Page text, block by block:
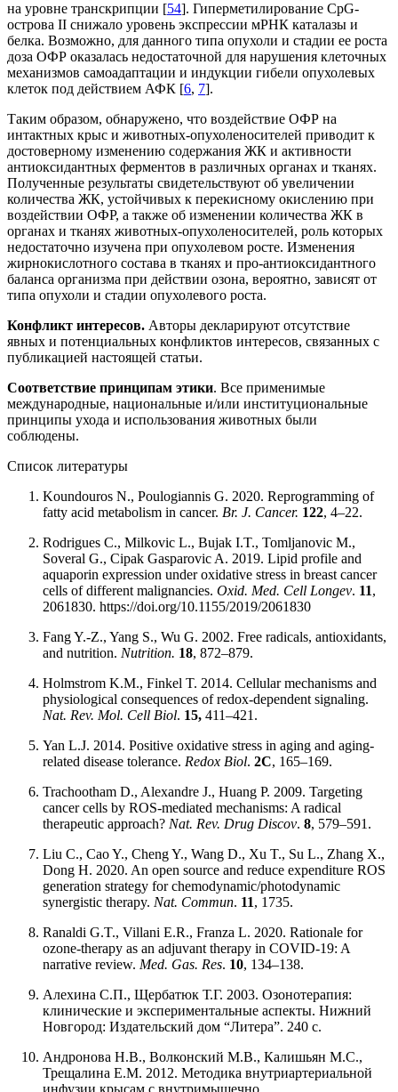
на уровне транскрипции [54]. Гиперметилирование CpG-
острова II снижало уровень экспрессии мРНК каталазы и
белка. Возможно, для данного типа опухоли и стадии ее роста
доза ОФР оказалась недостаточной для нарушения клеточных
механизмов самоадаптации и индукции гибели опухолевых
клеток под действием АФК [6, 7].
Таким образом, обнаружено, что воздействие ОФР на
интактных крыс и животных-опухоленосителей приводит к
достоверному изменению содержания ЖК и активности
антиоксидантных ферментов в различных органах и тканях.
Полученные результаты свидетельствуют об увеличении
количества ЖК, устойчивых к перекисному окислению при
воздействии ОФР, а также об изменении количества ЖК в
органах и тканях животных-опухоленосителей, роль которых
недостаточно изучена при опухолевом росте. Изменения
жирнокислотного состава в тканях и про-антиоксидантного
баланса организма при действии озона, вероятно, зависят от
типа опухоли и стадии опухолевого роста.
Конфликт интересов. Авторы декларируют отсутствие
явных и потенциальных конфликтов интересов, связанных с
публикацией настоящей статьи.
Соответствие принципам этики. Все применимые
международные, национальные и/или институциональные
принципы ухода и использования животных были
соблюдены.
Список литературы
Koundouros N., Poulogiannis G. 2020. Reprogramming of
fatty acid metabolism in cancer. Br. J. Cancer. 122, 4–22.
Rodrigues C., Milkovic L., Bujak I.T., Tomljanovic M.,
Soveral G., Cipak Gasparovic A. 2019. Lipid profile and
aquaporin expression under oxidative stress in breast cancer
cells of different malignancies. Oxid. Med. Cell Longev. 11,
2061830. https://doi.org/10.1155/2019/2061830
Fang Y.-Z., Yang S., Wu G. 2002. Free radicals, antioxidants,
and nutrition. Nutrition. 18, 872–879.
Holmstrom K.M., Finkel T. 2014. Cellular mechanisms and
physiological consequences of redox-dependent signaling.
Nat. Rev. Mol. Cell Biol. 15, 411–421.
Yan L.J. 2014. Positive oxidative stress in aging and aging-
related disease tolerance. Redox Biol. 2C, 165–169.
Trachootham D., Alexandre J., Huang P. 2009. Targeting
cancer cells by ROS-mediated mechanisms: A radical
therapeutic approach? Nat. Rev. Drug Discov. 8, 579–591.
Liu C., Cao Y., Cheng Y., Wang D., Xu T., Su L., Zhang X.,
Dong H. 2020. An open source and reduce expenditure ROS
generation strategy for chemodynamic/photodynamic
synergistic therapy. Nat. Commun. 11, 1735.
Ranaldi G.T., Villani E.R., Franza L. 2020. Rationale for
ozone-therapy as an adjuvant therapy in COVID-19: A
narrative review. Med. Gas. Res. 10, 134–138.
Алехина С.П., Щербатюк Т.Г. 2003. Озонотерапия:
клинические и экспериментальные аспекты. Нижний
Новгород: Издательский дом “Литера”. 240 с.
Андронова Н.В., Волконский М.В., Калишьян М.С.,
Трещалина Е.М. 2012. Методика внутриартериальной